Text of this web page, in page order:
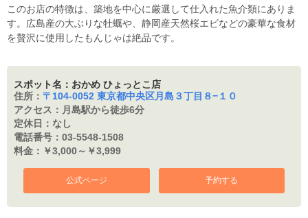
このお店の特徴は、築地を中心に厳選して仕入れた魚介類にありま
す。広島産の大ぶりな牡蠣や、静岡産天然桜エビなどの豪華な食材
を贅沢に使用したもんじゃは絶品です。
スポット名：おかめ ひょっとこ店
住所： 〒104-0052 東京都中央区月島３丁目８−１０
アクセス： 月島駅から徒歩6分
定休日： なし
電話番号： 03-5548-1508
料金： ￥3,000～￥3,999
公式ページ 予約する